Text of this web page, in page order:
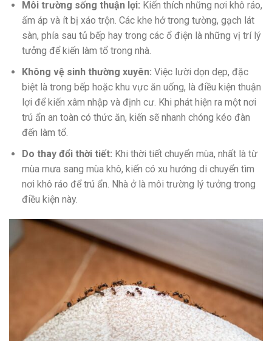
Môi trường sống thuận lợi: Kiến thích những nơi khô ráo,
ấm áp và ít bị xáo trộn. Các khe hở trong tường, gạch lát
sàn, phía sau tủ bếp hay trong các ổ điện là những vị trí lý
tưởng để kiến làm tổ trong nhà.
Không vệ sinh thường xuyên: Việc lười dọn dẹp, đặc
biệt là trong bếp hoặc khu vực ăn uống, là điều kiện thuận
lợi để kiến xâm nhập và định cư. Khi phát hiện ra một nơi
trú ẩn an toàn có thức ăn, kiến sẽ nhanh chóng kéo đàn
đến làm tổ.
Do thay đổi thời tiết: Khi thời tiết chuyển mùa, nhất là từ
mùa mưa sang mùa khô, kiến có xu hướng di chuyển tìm
nơi khô ráo để trú ẩn. Nhà ở là môi trường lý tưởng trong
điều kiện này.